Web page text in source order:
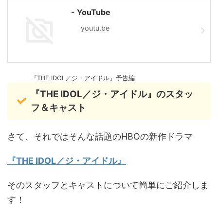
- YouTube
youtu.be
『THE IDOL／ジ・アイドル』予告編
『THE IDOL／ジ・アイドル』のスタッ
フ＆キャスト
さて、それではそんな話題のHBOの新作ドラマ
『THE IDOL／ジ・アイドル』
そのスタッフとキャストについて簡単にご紹介しま
す！